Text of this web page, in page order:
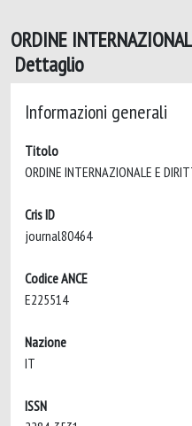
ORDINE
Dettaglio
Informazioni generali
Titolo
Cris ID
Codice ANCE
Nazione
ISSN